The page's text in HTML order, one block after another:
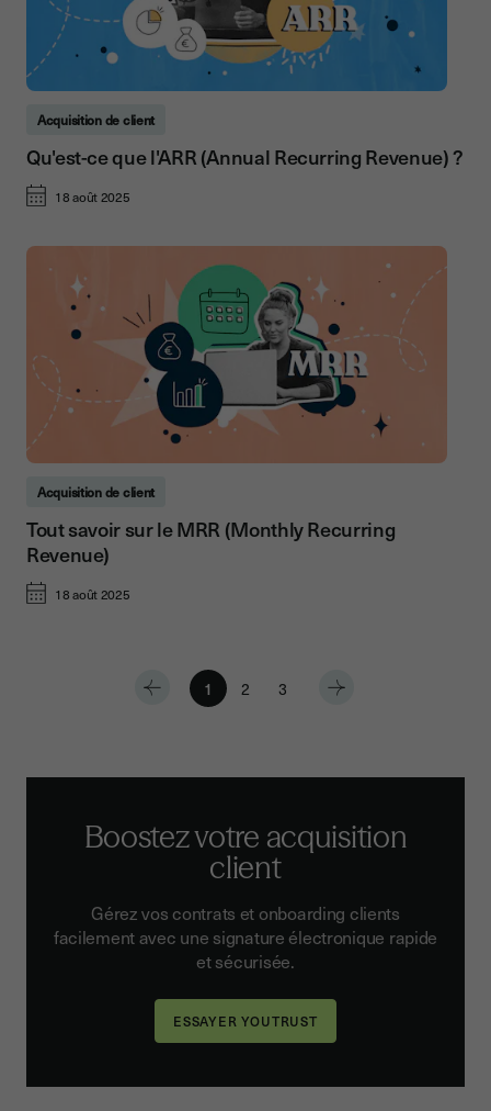
Acquisition de client
Qu'est-ce que l'ARR (Annual Recurring Revenue) ?
18 août 2025
Acquisition de client
Tout savoir sur le MRR (Monthly Recurring
Revenue)
18 août 2025
1 2 3
Boostez votre acquisition
client
Gérez vos contrats et onboarding clients
facilement avec une signature électronique rapide
et sécurisée.